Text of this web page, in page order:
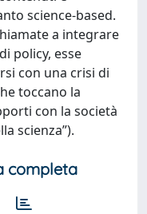
science-based.
a integrare
policy, esse
con una crisi di
toccano la
con la società
scienza”).
completa